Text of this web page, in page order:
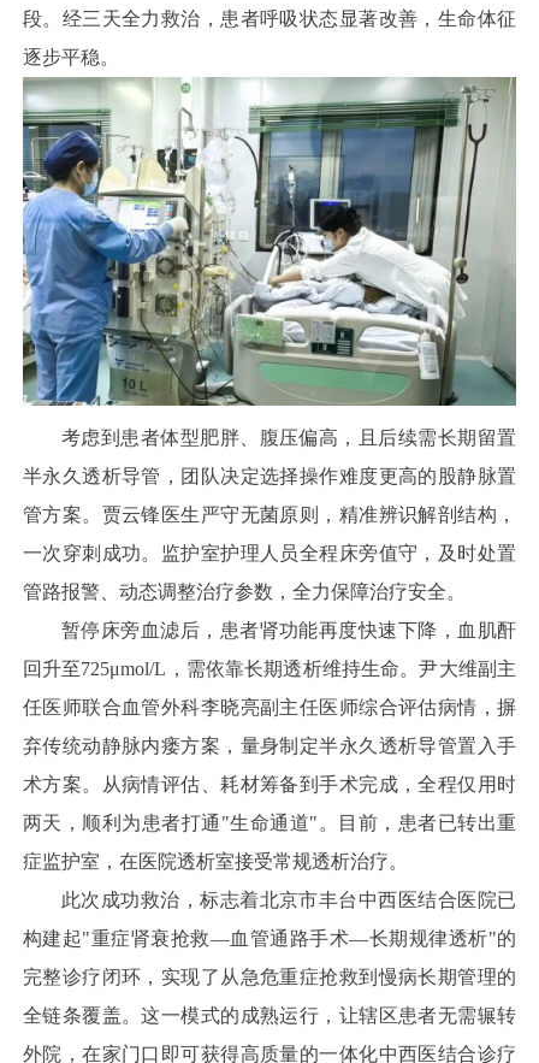
段。经三天全力救治，患者呼吸状态显著改善，生命体征
逐步平稳。
考虑到患者体型肥胖、腹压偏高，且后续需长期留置
半永久透析导管，团队决定选择操作难度更高的股静脉置
管方案。贾云锋医生严守无菌原则，精准辨识解剖结构，
一次穿刺成功。监护室护理人员全程床旁值守，及时处置
管路报警、动态调整治疗参数，全力保障治疗安全。
暂停床旁血滤后，患者肾功能再度快速下降，血肌酐
回升至725μmol/L，需依靠长期透析维持生命。尹大维副主
任医师联合血管外科李晓亮副主任医师综合评估病情，摒
弃传统动静脉内瘘方案，量身制定半永久透析导管置入手
术方案。从病情评估、耗材筹备到手术完成，全程仅用时
两天，顺利为患者打通"生命通道"。目前，患者已转出重
症监护室，在医院透析室接受常规透析治疗。
此次成功救治，标志着北京市丰台中西医结合医院已
构建起"重症肾衰抢救—血管通路手术—长期规律透析"的
完整诊疗闭环，实现了从急危重症抢救到慢病长期管理的
全链条覆盖。这一模式的成熟运行，让辖区患者无需辗转
外院，在家门口即可获得高质量的一体化中西医结合诊疗